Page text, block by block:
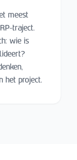
meest
traject.
wie is
het project.